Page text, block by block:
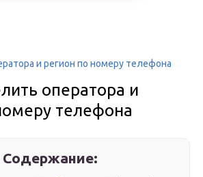
и регион по номеру телефона
оператора и
телефона
Содержание: